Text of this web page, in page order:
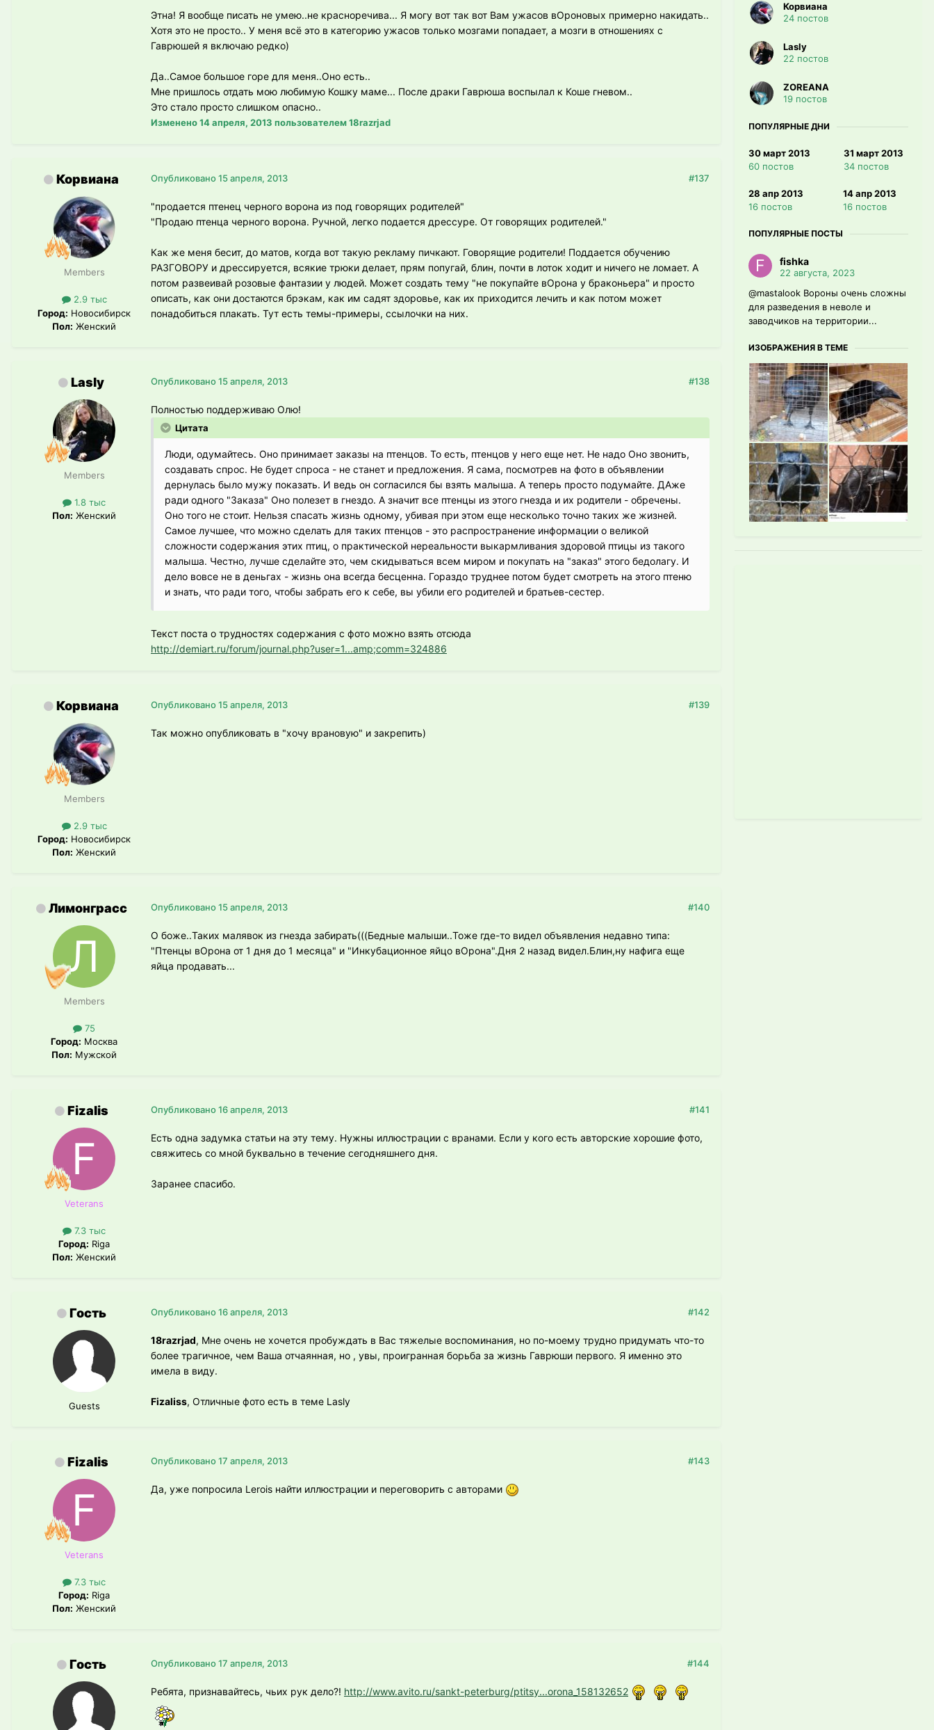
Этна! Я вообще писать не умею..не красноречива... Я могу вот так вот Вам ужасов вОроновых примерно накидать..
Хотя это не просто.. У меня всё это в категорию ужасов только мозгами попадает, а мозги в отношениях с
Гаврюшей я включаю редко)
Да..Самое большое горе для меня..Оно есть..
Мне пришлось отдать мою любимую Кошку маме... После драки Гаврюша воспылал к Коше гневом..
Это стало просто слишком опасно..
Изменено14 апреля, 2013 пользователем 18razrjad
Корвиана
Members
2.9 тыс
Город: Новосибирск
Пол: Женский
#137
Опубликовано15 апреля, 2013
"продается птенец черного ворона из под говорящих родителей"
"Продаю птенца черного ворона. Ручной, легко подается дрессуре. От говорящих родителей."
Как же меня бесит, до матов, когда вот такую рекламу пичкают. Говорящие родители! Поддается обучению
РАЗГОВОРУ и дрессируется, всякие трюки делает, прям попугай, блин, почти в лоток ходит и ничего не ломает. А
потом развеивай розовые фантазии у людей. Может создать тему "не покупайте вОрона у браконьера" и просто
описать, как они достаются брэкам, как им садят здоровье, как их приходится лечить и как потом может
понадобиться плакать. Тут есть темы-примеры, ссылочки на них.
Lasly
Members
1.8 тыс
Пол: Женский
#138
Опубликовано15 апреля, 2013
Полностью поддерживаю Олю!
Цитата
Люди, одумайтесь. Оно принимает заказы на птенцов. То есть, птенцов у него еще нет. Не надо Оно звонить,
создавать спрос. Не будет спроса - не станет и предложения. Я сама, посмотрев на фото в объявлении
дернулась было мужу показать. И ведь он согласился бы взять малыша. А теперь просто подумайте. ДАже
ради одного "Заказа" Оно полезет в гнездо. А значит все птенцы из этого гнезда и их родители - обречены.
Оно того не стоит. Нельзя спасать жизнь одному, убивая при этом еще несколько точно таких же жизней.
Самое лучшее, что можно сделать для таких птенцов - это распространение информации о великой
сложности содержания этих птиц, о практической нереальности выкармливания здоровой птицы из такого
малыша. Честно, лучше сделайте это, чем скидываться всем миром и покупать на "заказ" этого бедолагу. И
дело вовсе не в деньгах - жизнь она всегда бесценна. Гораздо труднее потом будет смотреть на этого птеню
и знать, что ради того, чтобы забрать его к себе, вы убили его родителей и братьев-сестер.
Текст поста о трудностях содержания с фото можно взять отсюда
http://demiart.ru/forum/journal.php?user=1...amp;comm=324886
Корвиана
Members
2.9 тыс
Город: Новосибирск
Пол: Женский
#139
Опубликовано15 апреля, 2013
Так можно опубликовать в "хочу врановую" и закрепить)
Лимонграсс
Members
75
Город: Москва
Пол: Мужской
#140
Опубликовано15 апреля, 2013
О боже..Таких малявок из гнезда забирать(((Бедные малыши..Тоже где-то видел объявления недавно типа:
"Птенцы вОрона от 1 дня до 1 месяца" и "Инкубационное яйцо вОрона".Дня 2 назад видел.Блин,ну нафига еще
яйца продавать...
Fizalis
Veterans
7.3 тыс
Город: Riga
Пол: Женский
#141
Опубликовано16 апреля, 2013
Есть одна задумка статьи на эту тему. Нужны иллюстрации с вранами. Если у кого есть авторские хорошие фото,
свяжитесь со мной буквально в течение сегодняшнего дня.
Заранее спасибо.
Гость
Guests
#142
Опубликовано16 апреля, 2013
18razrjad, Мне очень не хочется пробуждать в Вас тяжелые воспоминания, но по-моему трудно придумать что-то
более трагичное, чем Ваша отчаянная, но , увы, проигранная борьба за жизнь Гаврюши первого. Я именно это
имела в виду.
Fizaliss, Отличные фото есть в теме Lasly
Fizalis
Veterans
7.3 тыс
Город: Riga
Пол: Женский
#143
Опубликовано17 апреля, 2013
Да, уже попросила Lerois найти иллюстрации и переговорить с авторами
Гость #144
Опубликовано17 апреля, 2013
Ребята, признавайтесь, чьих рук дело?! http://www.avito.ru/sankt-peterburg/ptitsy...orona_158132652
Корвиана
24 постов
Lasly
22 постов
ZOREANA
19 постов
ПОПУЛЯРНЫЕ ДНИ
30 март 2013
60 постов
31 март 2013
34 постов
28 апр 2013
16 постов
14 апр 2013
16 постов
ПОПУЛЯРНЫЕ ПОСТЫ
fishka
22 августа, 2023
@mastalook Вороны очень сложны
для разведения в неволе и
заводчиков на территории...
ИЗОБРАЖЕНИЯ В ТЕМЕ